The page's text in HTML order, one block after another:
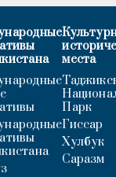
места
Парк
Гиссар
Хулбук
Саразм